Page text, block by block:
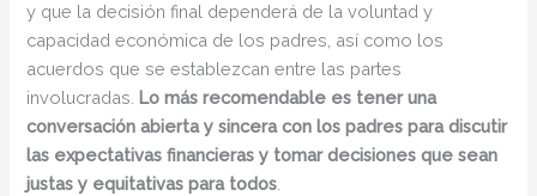
y que la decisión final dependerá de la voluntad y
capacidad económica de los padres, así como los
acuerdos que se establezcan entre las partes
involucradas. Lo más recomendable es tener una
conversación abierta y sincera con los padres para discutir
las expectativas financieras y tomar decisiones que sean
justas y equitativas para todos